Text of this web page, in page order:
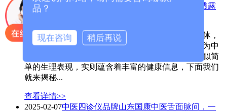
2025-03-25
中医四诊仪厂家揭秘：你的舌面脉信息透露
中医四诊仪，作为现代科技与古老中医智慧的结合体，
通过采集和分析患者的舌象、面色、脉象等信息，为中
医诊断提供了更为客观、精准的辅助手段。这些看似简
单的生理表现，实则蕴含着丰富的健康信息，下面我们
就来揭秘...
查看详情>>
2025-02-07中医四诊仪品牌山东国康中医舌面脉问，一
品？
现在咨询 稍后再说